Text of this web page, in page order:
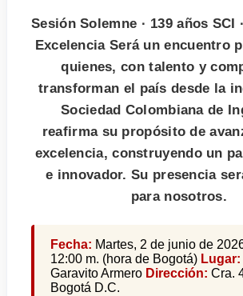
Sesión Solemne · 139 años SCI
Excelencia Será un encuentro
quienes, con talento y
transforman el país desde la
Sociedad Colombiana de
reafirma su propósito de
excelencia, construyendo un
e innovador. Su presencia
para nosotros.
Fecha: Martes, 2 de junio de
12:00 m. (hora de Bogotá) Lugar:
Garavito Armero Dirección: Cra.
Bogotá D.C.